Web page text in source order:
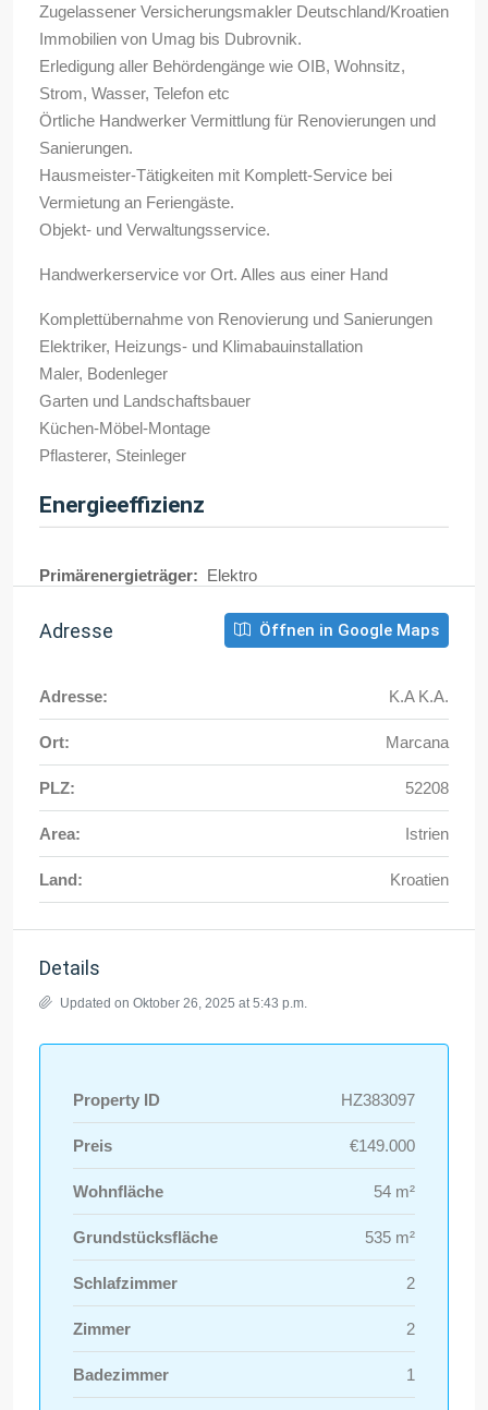
Zugelassener Versicherungsmakler Deutschland/Kroatien
Immobilien von Umag bis Dubrovnik.
Erledigung aller Behördengänge wie OIB, Wohnsitz,
Strom, Wasser, Telefon etc
Örtliche Handwerker Vermittlung für Renovierungen und
Sanierungen.
Hausmeister-Tätigkeiten mit Komplett-Service bei
Vermietung an Feriengäste.
Objekt- und Verwaltungsservice.
Handwerkerservice vor Ort. Alles aus einer Hand
Komplettübernahme von Renovierung und Sanierungen
Elektriker, Heizungs- und Klimabauinstallation
Maler, Bodenleger
Garten und Landschaftsbauer
Küchen-Möbel-Montage
Pflasterer, Steinleger
Energieeffizienz
Primärenergieträger: Elektro
Adresse Öffnen in Google Maps
Adresse: K.A K.A.
Ort: Marcana
PLZ: 52208
Area: Istrien
Land: Kroatien
Details
Updated on Oktober 26, 2025 at 5:43 p.m.
Property ID HZ383097
Preis €149.000
Wohnfläche 54 m²
Grundstücksfläche 535 m²
Schlafzimmer 2
Zimmer 2
Badezimmer 1